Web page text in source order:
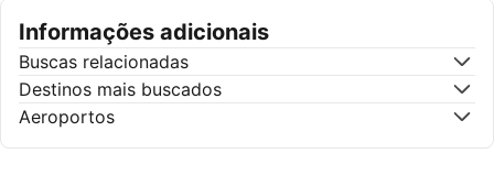
Informações adicionais
Buscas relacionadas
Destinos mais buscados
Aeroportos